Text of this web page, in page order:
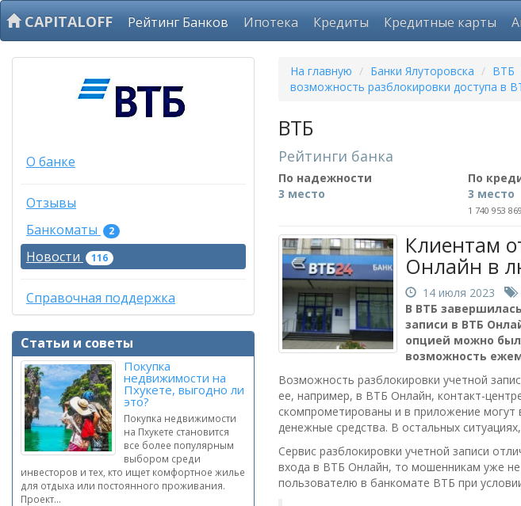
CAPITALOFF Рейтинг Банков Ипотека Кредиты Кредитные карты
О банке
Отзывы
Банкоматы
2
Новости 116
Справочная поддержка
Статьи и советы
Покупка
недвижимости на
Пхукете, выгодно ли
это?
Покупка недвижимости
на Пхукете становится
все более популярным
выбором среди
инвесторов и тех, кто ищет комфортное жилье
для отдыха или постоянного проживания.
Проект...
На главную / Банки Ялуторовска / ВТБ
возможность разблокировки доступа в
ВТБ
Рейтинги банка
По надежности По
3 место
3 место
1 740 953
Клиентам
Онлайн в
14 июля 2023
В ВТБ
записи в ВТБ
опцией можно
возможность
Возможность разблокировки учетной
ее, например, в ВТБ Онлайн, контакт-
скомпрометированы и в приложение
денежные средства. В остальных
Сервис разблокировки учетной записи
входа в ВТБ Онлайн, то мошенникам уже
пользователю в банкомате ВТБ при